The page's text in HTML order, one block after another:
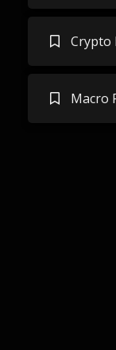
Crypto
Macro